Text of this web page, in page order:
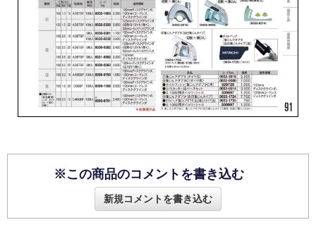
※この商品のコメントを書き込む
新規コメントを書き込む